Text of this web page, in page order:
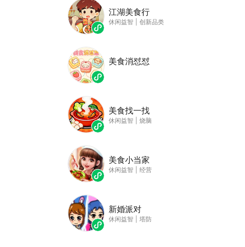
江湖美食行
休闲益智 创新品类
美食消怼怼
美食找一找
休闲益智 烧脑
美食小当家
休闲益智 经营
新婚派对
休闲益智 塔防